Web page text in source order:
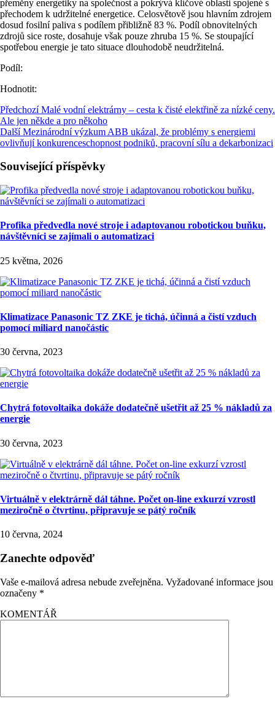
přeměny energetiky na společnost a pokrývá klíčové oblasti spojené s
přechodem k udržitelné energetice. Celosvětově jsou hlavním zdrojem
dosud fosilní paliva s podílem přibližně 83 %. Podíl obnovitelných
zdrojů sice roste, dosahuje však pouze zhruba 15 %. Se stoupající
spotřebou energie je tato situace dlouhodobě neudržitelná.
Podíl:
Hodnotit:
Předchozí Malé vodní elektrárny – cesta k čisté elektřině za nízké ceny.
Ale jen někde a pro někoho
Další Mezinárodní výzkum ABB ukázal, že problémy s energiemi
ovlivňují konkurenceschopnost podniků, pracovní sílu a dekarbonizaci
Související příspěvky
Profika předvedla nové stroje i adaptovanou robotickou buňku,
návštěvníci se zajímali o automatizaci
25 května, 2026
Klimatizace Panasonic TZ ZKE je tichá, účinná a čistí vzduch
pomocí miliard nanočástic
30 června, 2023
Chytrá fotovoltaika dokáže dodatečně ušetřit až 25 % nákladů za
energie
30 června, 2023
Virtuálně v elektrárně dál táhne. Počet on-line exkurzí vzrostl
meziročně o čtvrtinu, připravuje se pátý ročník
10 června, 2024
Zanechte odpověď
Vaše e-mailová adresa nebude zveřejněna. Vyžadované informace jsou
označeny *
KOMENTÁŘ